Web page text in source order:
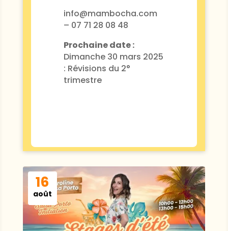
info@mambocha.com
– 07 71 28 08 48
Prochaine date :
Dimanche 30 mars 2025
: Révisions du 2°
trimestre
16
août